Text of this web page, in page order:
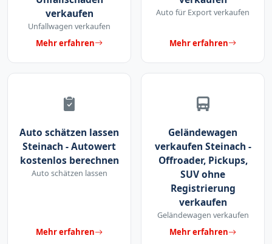
verkaufen
Unfallwagen verkaufen
Mehr erfahren
Auto für Export verkaufen
Mehr erfahren
Auto schätzen lassen
Steinach - Autowert
kostenlos berechnen
Auto schätzen lassen
Mehr erfahren
Geländewagen
verkaufen Steinach -
Offroader, Pickups,
SUV ohne
Registrierung
verkaufen
Geländewagen verkaufen
Mehr erfahren